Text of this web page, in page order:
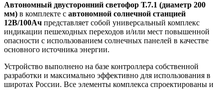
Автономный двусторонний светофор Т.7.1 (диаметр 200
мм) в комплекте с автономной солнечной станцией
12В/100Ач представляет собой универсальный комплекс
индикации пешеходных переходов и/или мест повышенной
опасности с использованием солнечных панелей в качестве
основного источника энергии.
Устройство выполнено на базе контроллера собственной
разработки и максимально эффективно для использования в
широтах России. Все элементы комплекса спроектированы и